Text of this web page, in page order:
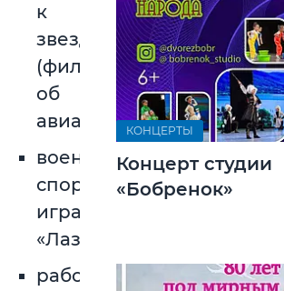
к
звездам»
(фильмы
об
авиаторах)
военно-
спортивная
игра
«Лазертаг»
работа
КОНЦЕРТЫ
Концерт студии
«Бобренок»